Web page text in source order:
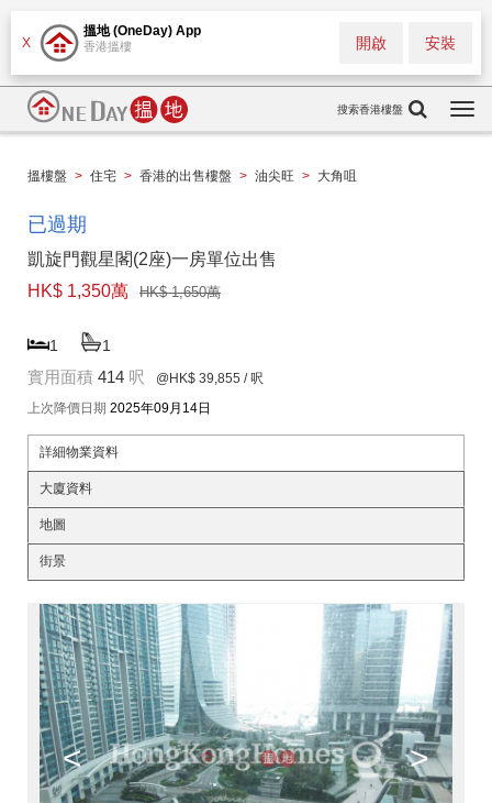
X
搵地 (OneDay) App
香港搵樓 安裝
開啟
搜索香港樓盤
搵樓盤 > 住宅 > 香港的出售樓盤 > 油尖旺 > 大角咀
已過期
凱旋門觀星閣(2座)一房單位出售
HK$ 1,350萬
HK$ 1,650萬
1 1
實用面積 414 呎 @HK$ 39,855 / 呎
上次降價日期 2025年09月14日
詳細物業資料
大廈資料
地圖
街景
< >